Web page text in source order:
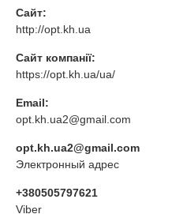
Сайт:
http://opt.kh.ua
Сайт компанії:
https://opt.kh.ua/ua/
Email:
opt.kh.ua2@gmail.com
opt.kh.ua2@gmail.com
Электронный адрес
+380505797621
Viber